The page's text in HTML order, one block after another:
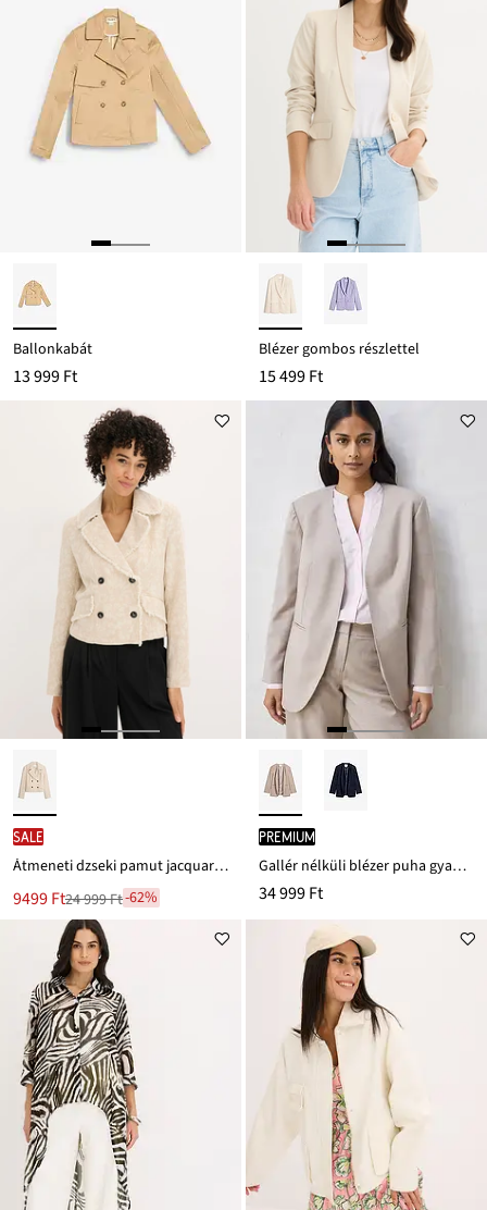
Ballonkabát
13 999 Ft
Blézer gombos részlettel
15 499 Ft
SALE
Átmeneti dzseki pamut jacquard anyagból, lenvászonnal
Új
ár
9499 Ft
Leárazva
24 999 Ft
24 999 Ft-62%
PREMIUM
Gallér nélküli blézer puha gyapjú keverékből
34 999 Ft